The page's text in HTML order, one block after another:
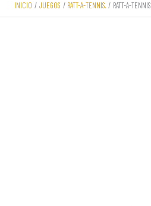
Identidad
Manuales y
INICIO JUEGOS RATT-A-TENNIS. RATT-A-TENNIS